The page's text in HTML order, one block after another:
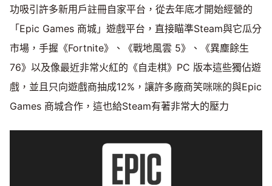
功吸引許多新用戶註冊自家平台，從去年底才開始經營的
「Epic Games 商城」遊戲平台，直接瞄準Steam與它瓜分
市場，手握《Fortnite》、《戰地風雲 5》、《異塵餘生
76》以及像最近非常火紅的《自走棋》PC 版本這些獨佔遊
戲，並且只向遊戲商抽成12%，讓許多廠商笑咪咪的與Epic
Games 商城合作，這也給Steam有著非常大的壓力